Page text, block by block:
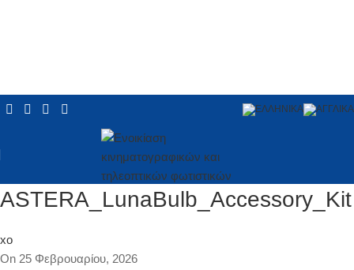
ASTERA_LunaBulb_Accessory_Kit
xo
On 25 Φεβρουαρίου, 2026